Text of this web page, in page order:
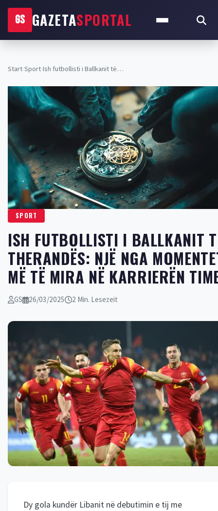
GS GAZETASPORTAL
Start›Sport›Ish futbollisti i Ballkanit të…
SPORT
ISH FUTBOLLISTI I BALLKANIT
THERANDËS: NJË NGA
MË TË MIRA NË KARRIERËN
GS 26/03/2025 2 Min. Lesezeit
Dy gola kundër Libanit në debutimin e tij me